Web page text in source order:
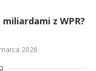
z WPR?
2026